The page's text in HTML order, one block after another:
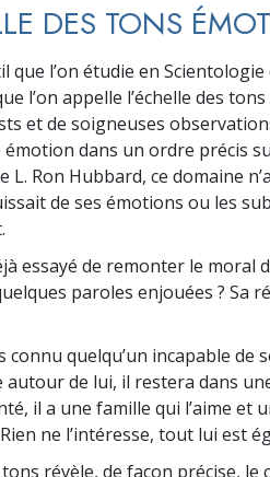
DES TONS
que l’on étudie en
l’on appelle l’échelle des
et de soigneuses
émotion dans un ordre précis
L. Ron Hubbard, ce domaine
de ses émotions ou les
essayé de remonter le moral
paroles enjouées ? Sa
connu quelqu’un incapable de
autour de lui, il restera dans
il a une famille qui l’aime et
ne l’intéresse, tout lui est
tons révèle, de façon précise,